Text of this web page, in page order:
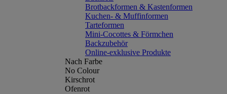
Brotbackformen & Kastenformen
Kuchen- & Muffinformen
Tarteformen
Mini-Cocottes & Förmchen
Backzubehör
Online-exklusive Produkte
Nach Farbe
No Colour
Kirschrot
Ofenrot